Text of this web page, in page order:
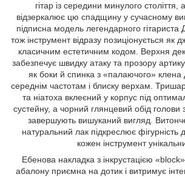
гітар із середини минулого століття,
відзеркалює цю спадщину у сучасному
підписна модель легендарного
тож інструмент відразу позиціонується як
класичним естетичним кодом. Верхня
забезпечує швидку атаку та прозору
як боки й спинка з «палаючого»
середнім частотам і блиску верхам.
та ніатоха вклеєний у корпус під
сустейну, а чорний глянцевий обід голови
завершують вишуканий вигляд.
натуральний лак підкреслює фігурність
кожен інструмент
Ебенова накладка з інкрустацією
абалону приємна на дотик і витримує